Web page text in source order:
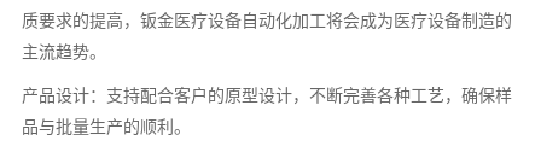
质要求的提高，钣金医疗设备自动化加工将会成为医疗设备制造的
主流趋势。
产品设计：支持配合客户的原型设计，不断完善各种工艺，确保样
品与批量生产的顺利。